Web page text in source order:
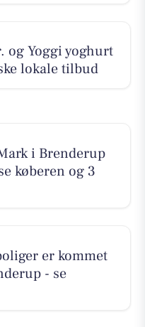
og Yoggi yoghurt
lokale tilbud
i Brenderup
køberen og 3
er kommet
- se